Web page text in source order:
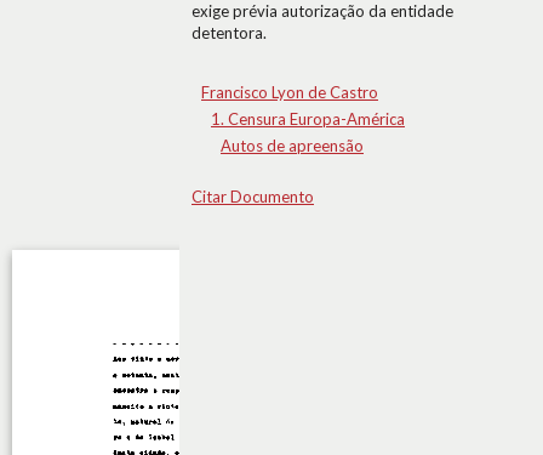
exige prévia autorização da entidade
detentora.
Francisco Lyon de Castro
1. Censura Europa-América
Autos de apreensão
Citar Documento